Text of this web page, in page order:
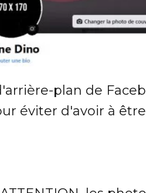
plan de
éviter d'avoir à